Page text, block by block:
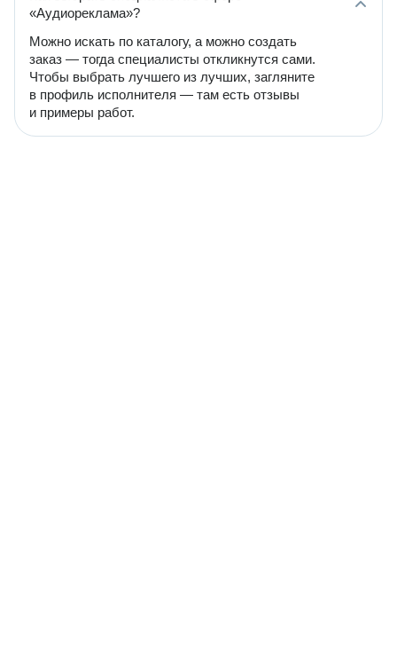
«Аудиореклама»?
Можно искать по каталогу, а можно создать
заказ — тогда специалисты откликнутся сами.
Чтобы выбрать лучшего из лучших, загляните
в профиль исполнителя — там есть отзывы
и примеры работ.